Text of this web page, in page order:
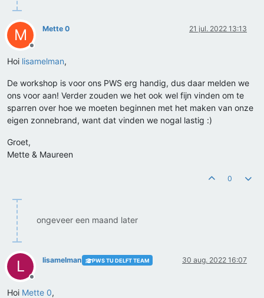
M
Offline
Mette 0 21 jul. 2022 13:13
Hoi lisamelman,
De workshop is voor ons PWS erg handig, dus daar melden we
ons voor aan! Verder zouden we het ook wel fijn vinden om te
sparren over hoe we moeten beginnen met het maken van onze
eigen zonnebrand, want dat vinden we nogal lastig :)
Groet,
Mette & Maureen
0
ongeveer een maand later
L
Offline
lisamelman PWS TU DELFT TEAM 30 aug. 2022 16:07
Hoi Mette 0,